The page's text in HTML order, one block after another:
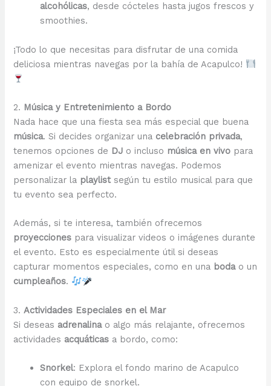
alcohólicas, desde cócteles hasta jugos frescos y
smoothies.
¡Todo lo que necesitas para disfrutar de una comida
deliciosa mientras navegas por la bahía de Acapulco!
2. Música y Entretenimiento a Bordo
Nada hace que una fiesta sea más especial que buena
música. Si decides organizar una celebración privada,
tenemos opciones de DJ o incluso música en vivo para
amenizar el evento mientras navegas. Podemos
personalizar la playlistsegún tu estilo musical para que
tu evento sea perfecto.
Además, si te interesa, también ofrecemos
proyecciones para visualizar videos o imágenes durante
el evento. Esto es especialmente útil si deseas
capturar momentos especiales, como en una bodao un
cumpleaños.
3.Actividades Especiales en el Mar
Si deseas adrenalinao algo más relajante, ofrecemos
actividades acquáticas a bordo, como:
Snorkel: Explora el fondo marino de Acapulco
con equipo de snorkel.